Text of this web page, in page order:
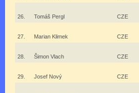
26. Tomáš Pergl CZE
27. Marian Klimek CZE
28. Šimon Vlach CZE
29. Josef Nový CZE